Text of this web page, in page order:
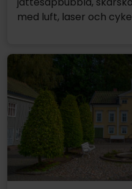
med luft, laser och